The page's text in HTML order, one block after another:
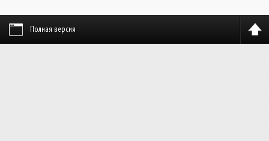
Полная версия